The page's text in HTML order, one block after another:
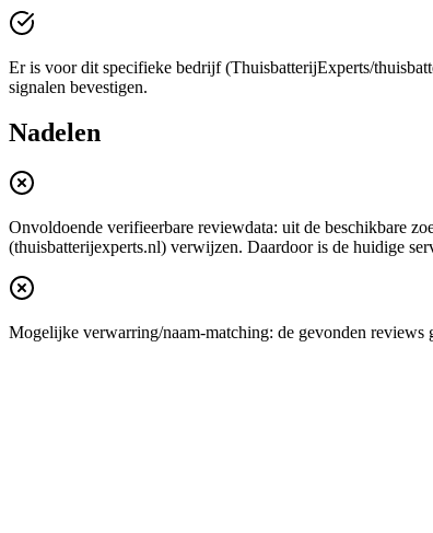
Er is voor dit specifieke bedrijf (ThuisbatterijExperts/
signalen bevestigen.
Nadelen
Onvoldoende verifieerbare reviewdata: uit de beschikbare
(thuisbatterijexperts.nl) verwijzen. Daardoor is de huidige
Mogelijke verwarring/naam-matching: de gevonden reviews